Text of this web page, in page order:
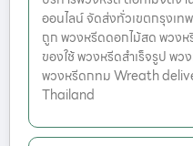
ออนไลน์ จัดส่งทั่วเขตกรุงเท
ถูก พวงหรีดดอกไม้สด พวง
ของใช้ พวงหรีดสำเร็จรูป พ
พวงหรีดกทม Wreath
Thailand